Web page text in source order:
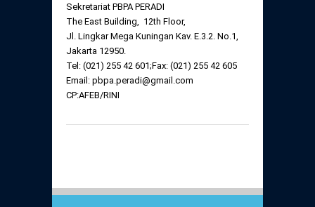
Sekretariat PBPA PERADI
The East Building, 12th Floor,
Jl. Lingkar Mega Kuningan Kav. E.3.2. No.1,
Jakarta 12950.
Tel: (021) 255 42 601;Fax: (021) 255 42 605
Email: pbpa.peradi@gmail.com
CP:AFEB/RINI